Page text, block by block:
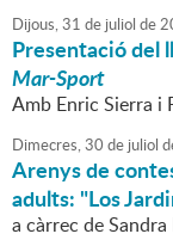
Dijous,31 de juliol de
Presentació del
Mar-Sport
Amb Enric Sierra i
Dimecres,30 de juliol
Arenys de
adults: "Los
a càrrec de